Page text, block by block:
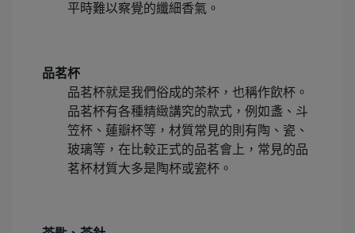
平時難以察覺的纖細香氣。
品茗杯
品茗杯就是我們俗成的茶杯，也稱作飲杯。
品茗杯有各種精緻講究的款式，例如盞、斗
笠杯、蓮瓣杯等，材質常見的則有陶、瓷、
玻璃等，在比較正式的品茗會上，常見的品
茗杯材質大多是陶杯或瓷杯。